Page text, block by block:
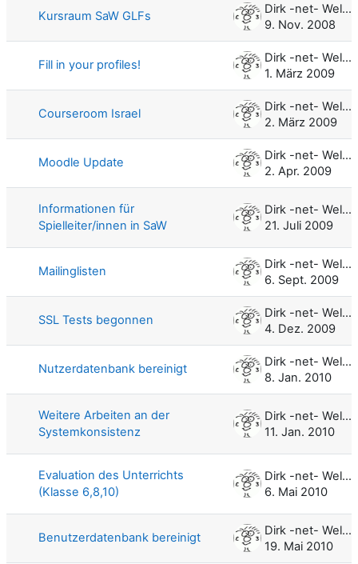
Kursraum SaW GLFs
Dirk -net- Weller
9. Nov. 2008
Fill in your profiles!
Dirk -net- Weller
1. März 2009
Courseroom Israel
Dirk -net- Weller
2. März 2009
Moodle Update
Dirk -net- Weller
2. Apr. 2009
Informationen für
Spielleiter/innen in SaW
Dirk -net- Weller
21. Juli 2009
Mailinglisten
Dirk -net- Weller
6. Sept. 2009
SSL Tests begonnen
Dirk -net- Weller
4. Dez. 2009
Nutzerdatenbank bereinigt
Dirk -net- Weller
8. Jan. 2010
Weitere Arbeiten an der
Systemkonsistenz
Dirk -net- Weller
11. Jan. 2010
Evaluation des Unterrichts
(Klasse 6,8,10)
Dirk -net- Weller
6. Mai 2010
Benutzerdatenbank bereinigt
Dirk -net- Weller
19. Mai 2010